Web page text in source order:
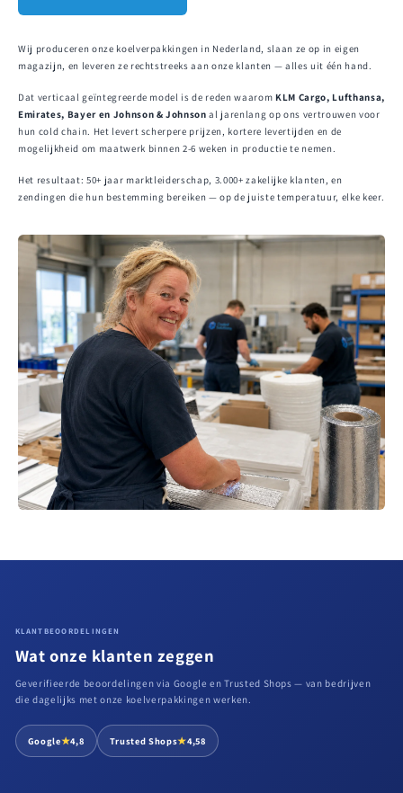
Wij produceren onze koelverpakkingen in Nederland, slaan ze op in eigen
magazijn, en leveren ze rechtstreeks aan onze klanten — alles uit één hand.
Dat verticaal geïntegreerde model is de reden waarom KLM Cargo, Lufthansa,
Emirates, Bayer en Johnson & Johnson al jarenlang op ons vertrouwen voor
hun cold chain. Het levert scherpere prijzen, kortere levertijden en de
mogelijkheid om maatwerk binnen 2-6 weken in productie te nemen.
Het resultaat: 50+ jaar marktleiderschap, 3.000+ zakelijke klanten, en
zendingen die hun bestemming bereiken — op de juiste temperatuur, elke keer.
KLANTBEOORDELINGEN
Wat onze klanten zeggen
Geverifieerde beoordelingen via Google en Trusted Shops — van bedrijven
die dagelijks met onze koelverpakkingen werken.
Google★4,8 Trusted Shops★4,58